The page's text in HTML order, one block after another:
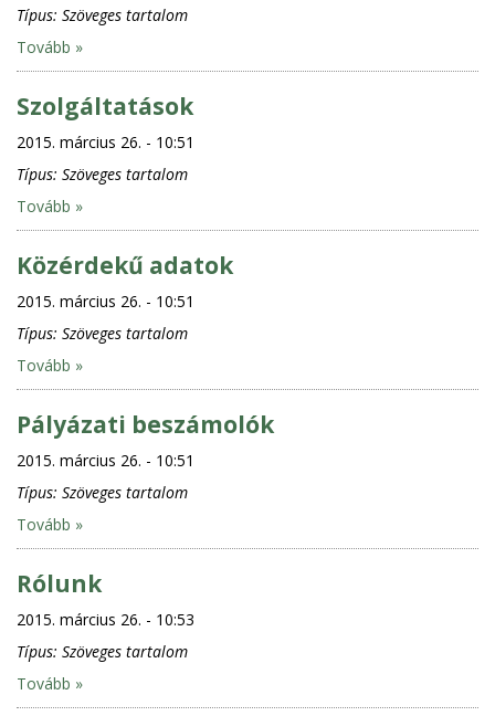
Típus: Szöveges tartalom
Tovább »
Szolgáltatások
2015. március 26. - 10:51
Típus: Szöveges tartalom
Tovább »
Közérdekű adatok
2015. március 26. - 10:51
Típus: Szöveges tartalom
Tovább »
Pályázati beszámolók
2015. március 26. - 10:51
Típus: Szöveges tartalom
Tovább »
Rólunk
2015. március 26. - 10:53
Típus: Szöveges tartalom
Tovább »